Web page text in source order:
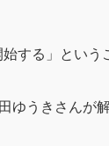
する」という
ゆうきさんが